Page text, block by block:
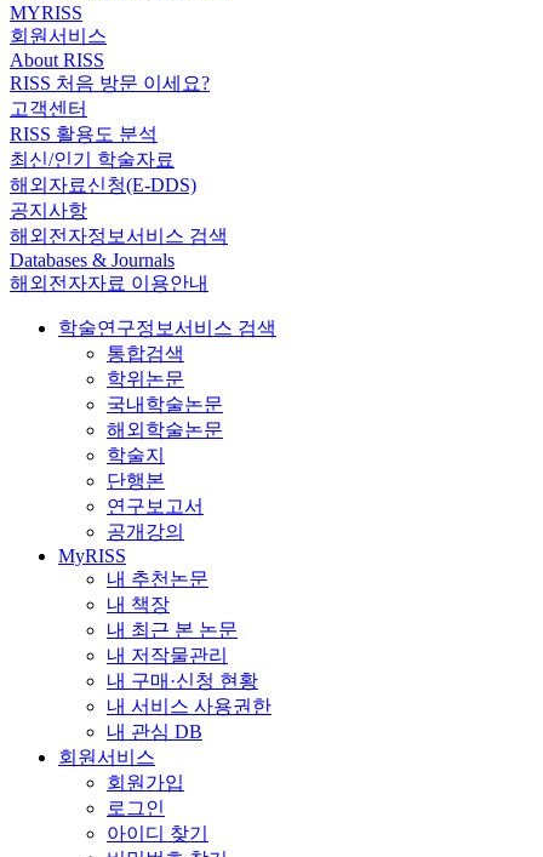
MYRISS
회원서비스
About RISS
RISS 처음 방문 이세요?
고객센터
RISS 활용도 분석
최신/인기 학술자료
해외자료신청(E-DDS)
공지사항
해외전자정보서비스 검색
Databases & Journals
해외전자자료 이용안내
학술연구정보서비스 검색
통합검색
학위논문
국내학술논문
해외학술논문
학술지
단행본
연구보고서
공개강의
MyRISS
내 추천논문
내 책장
내 최근 본 논문
내 저작물관리
내 구매·신청 현황
내 서비스 사용권한
내 관심 DB
회원서비스
회원가입
로그인
아이디 찾기